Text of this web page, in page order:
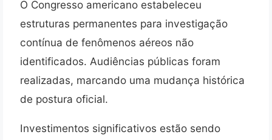
O Congresso americano estabeleceu
estruturas permanentes para investigação
contínua de fenômenos aéreos não
identificados. Audiências públicas foram
realizadas, marcando uma mudança histórica
de postura oficial.
Investimentos significativos estão sendo